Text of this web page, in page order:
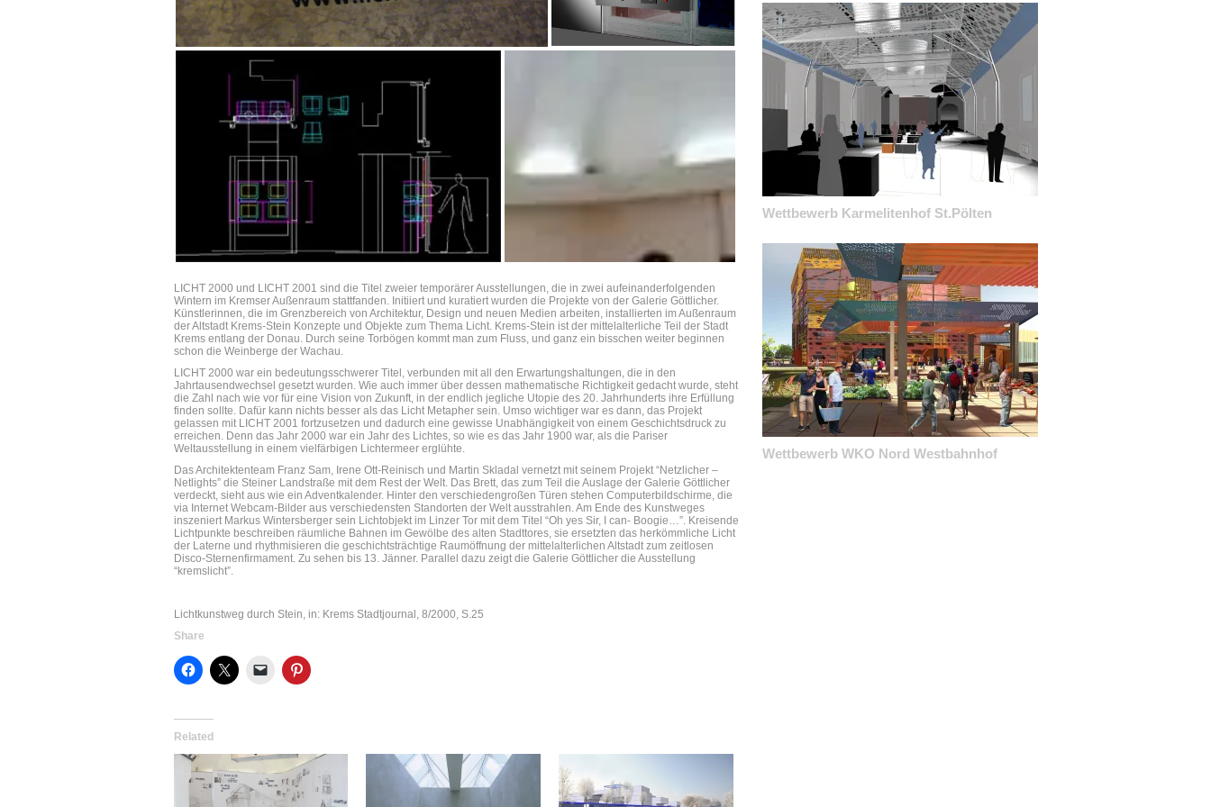
LICHT 2000 und LICHT 2001 sind die Titel zweier temporärer Ausstellungen, die in zwei aufeinanderfolgenden
Wintern im Kremser Außenraum stattfanden. Initiiert und kuratiert wurden die Projekte von der Galerie Göttlicher.
Künstlerinnen, die im Grenzbereich von Architektur, Design und neuen Medien arbeiten, installierten im Außenraum
der Altstadt Krems-Stein Konzepte und Objekte zum Thema Licht. Krems-Stein ist der mittelalterliche Teil der Stadt
Krems entlang der Donau. Durch seine Torbögen kommt man zum Fluss, und ganz ein bisschen weiter beginnen
schon die Weinberge der Wachau.
LICHT 2000 war ein bedeutungsschwerer Titel, verbunden mit all den Erwartungshaltungen, die in den
Jahrtausendwechsel gesetzt wurden. Wie auch immer über dessen mathematische Richtigkeit gedacht wurde, steht
die Zahl nach wie vor für eine Vision von Zukunft, in der endlich jegliche Utopie des 20. Jahrhunderts ihre Erfüllung
finden sollte. Dafür kann nichts besser als das Licht Metapher sein. Umso wichtiger war es dann, das Projekt
gelassen mit LICHT 2001 fortzusetzen und dadurch eine gewisse Unabhängigkeit von einem Geschichtsdruck zu
erreichen. Denn das Jahr 2000 war ein Jahr des Lichtes, so wie es das Jahr 1900 war, als die Pariser
Weltausstellung in einem vielfärbigen Lichtermeer erglühte.
Das Architektenteam Franz Sam, Irene Ott-Reinisch und Martin Skladal vernetzt mit seinem Projekt “Netzlicher –
Netlights” die Steiner Landstraße mit dem Rest der Welt. Das Brett, das zum Teil die Auslage der Galerie Göttlicher
verdeckt, sieht aus wie ein Adventkalender. Hinter den verschiedengroßen Türen stehen Computerbildschirme, die
via Internet Webcam-Bilder aus verschiedensten Standorten der Welt ausstrahlen. Am Ende des Kunstweges
inszeniert Markus Wintersberger sein Lichtobjekt im Linzer Tor mit dem Titel “Oh yes Sir, I can- Boogie…”. Kreisende
Lichtpunkte beschreiben räumliche Bahnen im Gewölbe des alten Stadttores, sie ersetzten das herkömmliche Licht
der Laterne und rhythmisieren die geschichtsträchtige Raumöffnung der mittelalterlichen Altstadt zum zeitlosen
Disco-Sternenfirmament. Zu sehen bis 13. Jänner. Parallel dazu zeigt die Galerie Göttlicher die Ausstellung
“kremslicht”.
Lichtkunstweg durch Stein, in: Krems Stadtjournal, 8/2000, S.25
Share
Related
Wettbewerb Karmelitenhof St.Pölten
Wettbewerb WKO Nord Westbahnhof